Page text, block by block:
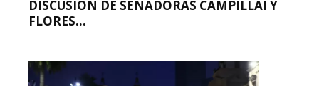
DISCUSIÓN DE SENADORAS CAMPILLAI Y
FLORES...